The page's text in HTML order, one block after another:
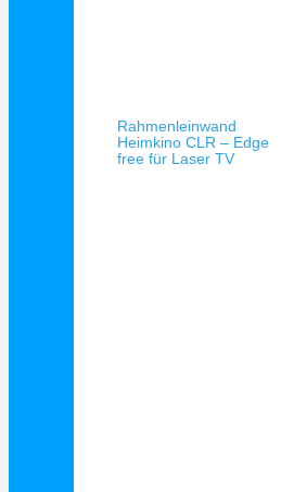
Rahmenleinwand
Heimkino CLR – Edge
free für Laser TV